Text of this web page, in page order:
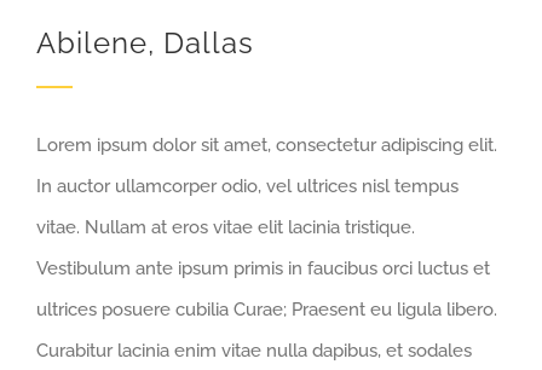
Abilene, Dallas
Lorem ipsum dolor sit amet, consectetur adipiscing elit.
In auctor ullamcorper odio, vel ultrices nisl tempus
vitae. Nullam at eros vitae elit lacinia tristique.
Vestibulum ante ipsum primis in faucibus orci luctus et
ultrices posuere cubilia Curae; Praesent eu ligula libero.
Curabitur lacinia enim vitae nulla dapibus, et sodales